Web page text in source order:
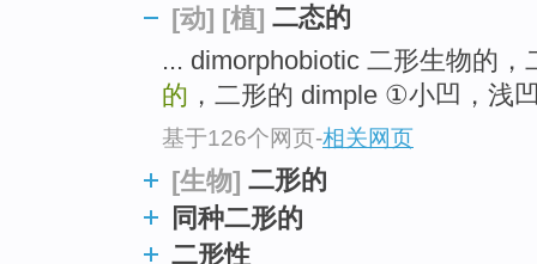
[动] [植] 二态的
... dimorphobiotic 二形生物的
的 ，二形的 dimple ①小凹，浅
基于126个网页-相关网页
[生物] 二形的
同种二形的
二形性